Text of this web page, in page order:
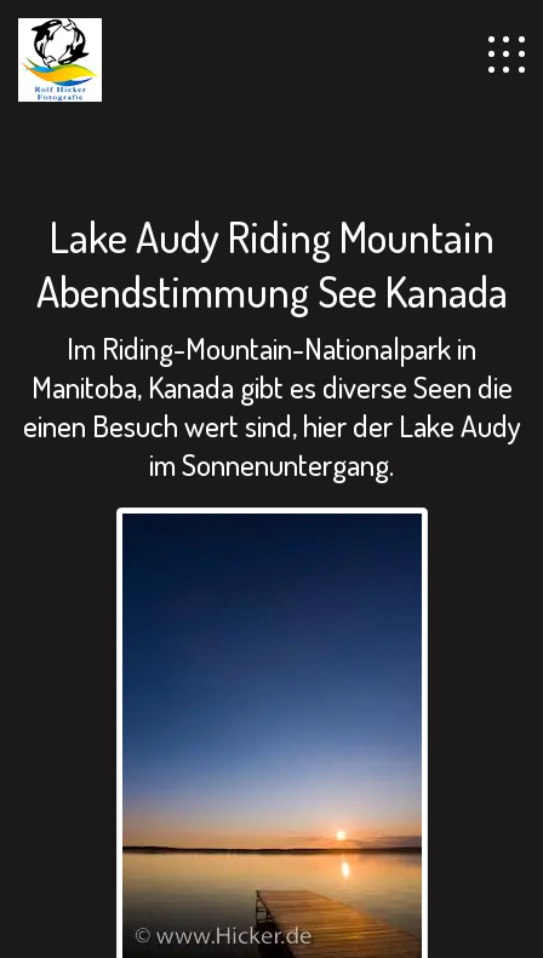
================================================== -->
Lake Audy Riding Mountain
Abendstimmung See Kanada
Im Riding-Mountain-Nationalpark in
Manitoba, Kanada gibt es diverse Seen die
einen Besuch wert sind, hier der Lake Audy
im Sonnenuntergang.